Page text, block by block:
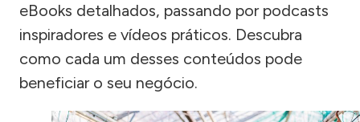
eBooks detalhados, passando por podcasts
inspiradores e vídeos práticos. Descubra
como cada um desses conteúdos pode
beneficiar o seu negócio.